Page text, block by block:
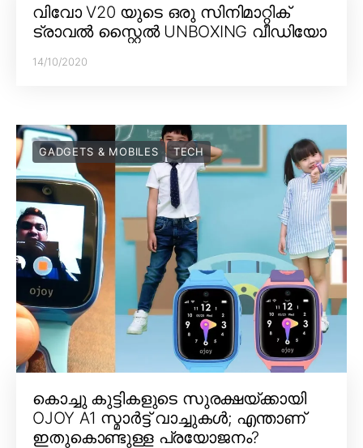
വിവോ V20 യുടെ ഒരു സിനിമാറ്റിക്
ട്രാവൽ സ്റ്റൈൽ UNBOXING വീഡിയോ
14/10/2020
GADGETS & MOBILES TECH
കൊച്ചു കുട്ടികളുടെ സുരക്ഷയ്ക്കായി
OJOY A1 സ്മാർട്ട് വാച്ചുകൾ; എന്താണ്
ഇതുകൊണ്ടുള്ള പ്രയോജനം?